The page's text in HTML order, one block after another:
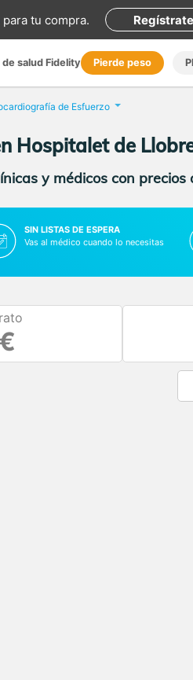
para tu compra. Regístrate
de salud Fidelity Pierde peso
de Esfuerzo
Hospitalet de
y médicos con precios
SIN LISTAS DE ESPERA
Vas al médico cuando lo necesitas